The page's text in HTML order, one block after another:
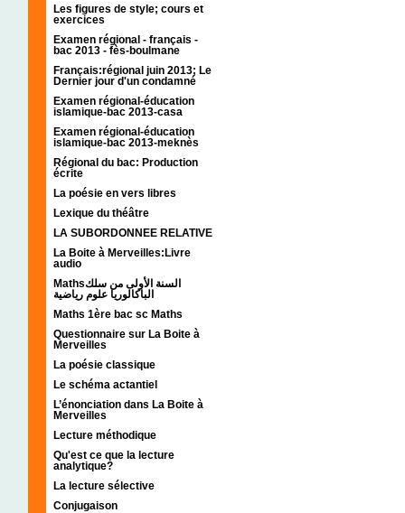
Les figures de style; cours et
exercices
Examen régional - français -
bac 2013 - fès-boulmane
Français:régional juin 2013; Le
Dernier jour d'un condamné
Examen régional-éducation
islamique-bac 2013-casa
Examen régional-éducation
islamique-bac 2013-meknès
Régional du bac: Production
écrite
La poésie en vers libres
Lexique du théâtre
LA SUBORDONNEE RELATIVE
La Boite à Merveilles:Livre
audio
Mathsالسنة الأولى من سلك
الباكالوريا علوم رياضية
Maths 1ère bac sc Maths
Questionnaire sur La Boite à
Merveilles
La poésie classique
Le schéma actantiel
L’énonciation dans La Boite à
Merveilles
Lecture méthodique
Qu'est ce que la lecture
analytique?
La lecture sélective
Conjugaison